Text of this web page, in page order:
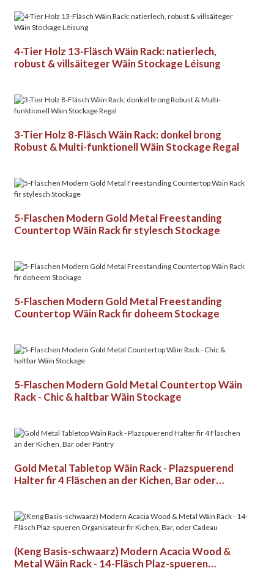
4-Tier Holz 13-Fläsch Wäin Rack: natierlech,
robust & villsäiteger Wäin Stockage Léisung
3-Tier Holz 8-Fläsch Wäin Rack: donkel brong
Robust & Multi-funktionell Wäin Stockage Regal
5-Flaschen Modern Gold Metal Freestanding
Countertop Wäin Rack fir stylesch Stockage
5-Flaschen Modern Gold Metal Freestanding
Countertop Wäin Rack fir doheem Stockage
5-Flaschen Modern Gold Metal Countertop Wäin
Rack - Chic & haltbar Wäin Stockage
Gold Metal Tabletop Wäin Rack - Plazspuerend
Halter fir 4 Fläschen an der Kichen, Bar oder
(Keng Basis-schwaarz) Modern Acacia Wood &
Metal Wäin Rack - 14-Fläsch Plaz-spueren